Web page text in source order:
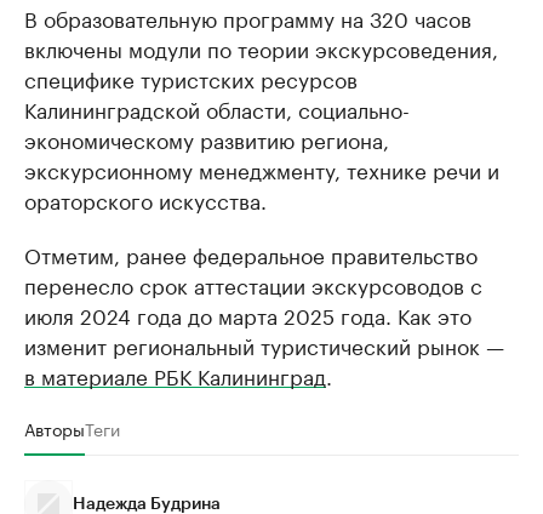
В образовательную программу на 320 часов
включены модули по теории экскурсоведения,
специфике туристских ресурсов
Калининградской области, социально-
экономическому развитию региона,
экскурсионному менеджменту, технике речи и
ораторского искусства.
Отметим, ранее федеральное правительство
перенесло срок аттестации экскурсоводов с
июля 2024 года до марта 2025 года. Как это
изменит региональный туристический рынок —
в материале РБК Калининград
АвторыТеги
Надежда Будрина